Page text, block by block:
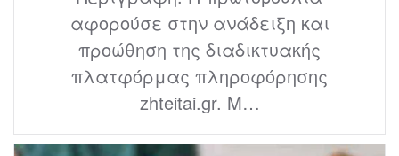
αφορούσε στην ανάδειξη και
προώθηση της διαδικτυακής
πλατφόρμας πληροφόρησης
zhteitai.gr. Μ…